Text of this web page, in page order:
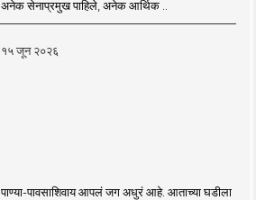
अनेक सेनाप्रमुख पाहिले, अनेक आर्थिक ..
१५ जून २०२६
पाण्या-पावसाशिवाय आपलं जग अधुरं आहे. आताच्या घडीला